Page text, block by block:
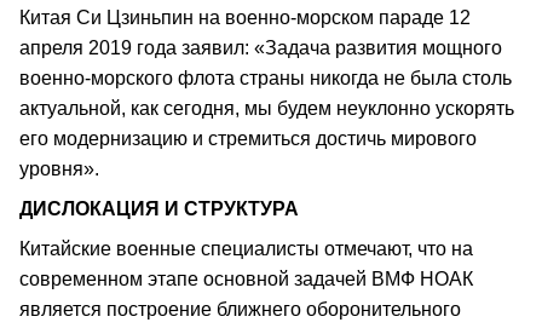
Китая Си Цзиньпин на военно-морском параде 12
апреля 2019 года заявил: «Задача развития мощного
военно-морского флота страны никогда не была столь
актуальной, как сегодня, мы будем неуклонно ускорять
его модернизацию и стремиться достичь мирового
уровня».
ДИСЛОКАЦИЯ И СТРУКТУРА
Китайские военные специалисты отмечают, что на
современном этапе основной задачей ВМФ НОАК
является построение ближнего оборонительного